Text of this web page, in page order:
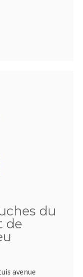
du
de
avenue